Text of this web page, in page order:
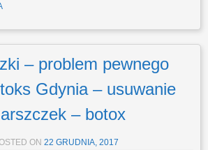
– problem pewnego
Gdynia – usuwanie
– botox
ON 22 GRUDNIA, 2017